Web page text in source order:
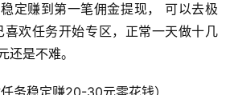
定赚到第一笔佣金提现， 可以去极
欢任务开始专区，正常一天做十几
是不难。